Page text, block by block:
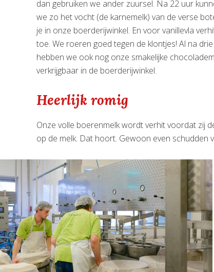
dan gebruiken we ander zuursel. Na 22 uur
we zo het vocht (de karnemelk) van de verse
je in onze boerderijwinkel. En voor vanillevla
toe. We roeren goed tegen de klontjes! Al na
hebben we ook nog onze smakelijke
verkrijgbaar in de boerderijwinkel.
Heerlijk romig
Onze volle boerenmelk wordt verhit voordat zij
op de melk. Dat hoort. Gewoon even schudden